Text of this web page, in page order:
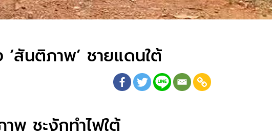
‘สันติภาพ’ ชายแดนใต้
พ ชะงักทำไฟใต้